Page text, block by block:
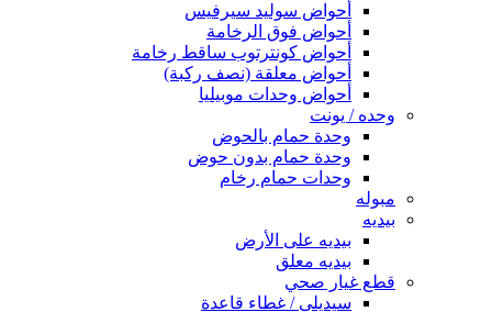
أحواض سوليد سيرفيس
أحواض فوق الرخامة
أحواض كونترتوب ساقط رخامة
أحواض معلقة (نصف ركبة)
أحواض وحدات موبيليا
وحده / يونت
وحدة حمام بالحوض
وحدة حمام بدون حوض
وحدات حمام رخام
مبوله
بيديه
بيديه على الأرض
بيديه معلق
قطع غيار صحي
سيديلى / غطاء قاعدة